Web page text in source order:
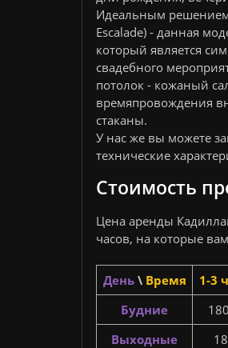
Идеальным решением
Escalade) - данная
который является
свадебного
потолок - кожаный
времяпровождения
стаканы.
У нас же вы можете
технические
Стоимость
Цена аренды
часов, на которые
День\ Время 1-3
Будние
Выходные